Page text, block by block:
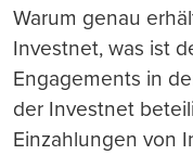
Warum genau
Investnet, was ist
Engagements in
der Investnet
Einzahlungen von